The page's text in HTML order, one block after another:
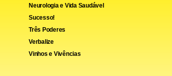
Neurologia e Vida Saudável
Sucesso!
Três Poderes
Verbalize
Vinhos e Vivências